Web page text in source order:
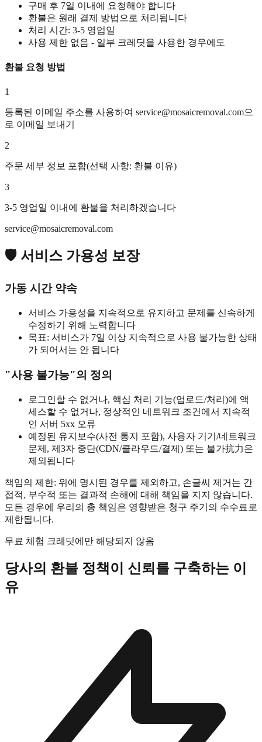
구매 후 7일 이내에 요청해야 합니다
환불은 원래 결제 방법으로 처리됩니다
처리 시간: 3-5 영업일
사용 제한 없음 - 일부 크레딧을 사용한 경우에도
환불 요청 방법
1
등록된 이메일 주소를 사용하여 service@mosaicremoval.com으
로 이메일 보내기
2
주문 세부 정보 포함(선택 사항: 환불 이유)
3
3-5 영업일 이내에 환불을 처리하겠습니다
service@mosaicremoval.com
🛡️ 서비스 가용성 보장
가동 시간 약속
서비스 가용성을 지속적으로 유지하고 문제를 신속하게
수정하기 위해 노력합니다
목표: 서비스가 7일 이상 지속적으로 사용 불가능한 상태
가 되어서는 안 됩니다
"사용 불가능"의 정의
로그인할 수 없거나, 핵심 처리 기능(업로드/처리)에 액
세스할 수 없거나, 정상적인 네트워크 조건에서 지속적
인 서버 5xx 오류
예정된 유지보수(사전 통지 포함), 사용자 기기/네트워크
문제, 제3자 중단(CDN/클라우드/결제) 또는 불가抗力은
제외됩니다
책임의 제한: 위에 명시된 경우를 제외하고, 손글씨 제거는 간
접적, 부수적 또는 결과적 손해에 대해 책임을 지지 않습니다.
모든 경우에 우리의 총 책임은 영향받은 청구 주기의 수수료로
제한됩니다.
무료 체험 크레딧에만 해당되지 않음
당사의 환불 정책이 신뢰를 구축하는 이
유